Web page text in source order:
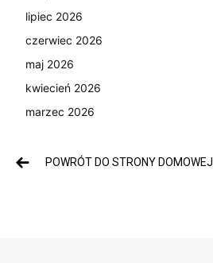
lipiec 2026
czerwiec 2026
maj 2026
kwiecień 2026
marzec 2026
POWRÓT DO STRONY DOMOWEJ